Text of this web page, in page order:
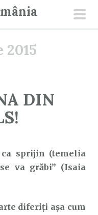
DIN
sprijin (temelia
va grăbi” (Isaia
diferiți așa cum